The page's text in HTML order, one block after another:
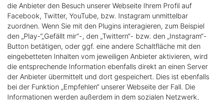
die Anbieter den Besuch unserer Webseite Ihrem Profil auf
Facebook, Twitter, YouTube, bzw. Instagram unmittelbar
zuordnen. Wenn Sie mit den Plugins interagieren, zum Beispiel
den „Play-“„Gefällt mir“-, den „Twittern“- bzw. den „Instagram“-
Button betätigen, oder ggf. eine andere Schaltfläche mit den
eingebetteten Inhalten vom jeweiligen Anbieter aktivieren, wird
die entsprechende Information ebenfalls direkt an einen Server
der Anbieter übermittelt und dort gespeichert. Dies ist ebenfalls
bei der Funktion „Empfehlen“ unserer Webseite der Fall. Die
Informationen werden außerdem in dem sozialen Netzwerk,